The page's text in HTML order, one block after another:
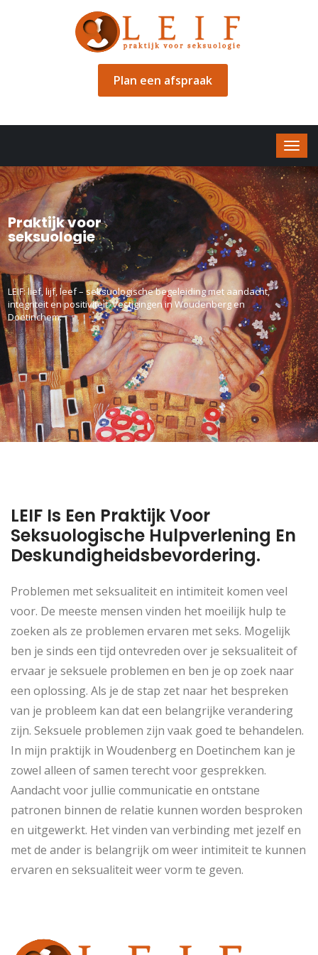
Plan een afspraak
Praktijk voor
seksuologie
LEIF: lief, lijf, leef – seksuologische begeleiding met aandacht,
integriteit en positiviteit. Vestigingen in Woudenberg en
Doetinchem.
LEIF Is Een Praktijk Voor
Seksuologische Hulpverlening En
Deskundigheidsbevordering.
Problemen met seksualiteit en intimiteit komen veel
voor. De meeste mensen vinden het moeilijk hulp te
zoeken als ze problemen ervaren met seks. Mogelijk
ben je sinds een tijd ontevreden over je seksualiteit of
ervaar je seksuele problemen en ben je op zoek naar
een oplossing. Als je de stap zet naar het bespreken
van je probleem kan dat een belangrijke verandering
zijn. Seksuele problemen zijn vaak goed te behandelen.
In mijn praktijk in Woudenberg en Doetinchem kan je
zowel alleen of samen terecht voor gesprekken.
Aandacht voor jullie communicatie en ontstane
patronen binnen de relatie kunnen worden besproken
en uitgewerkt. Het vinden van verbinding met jezelf en
met de ander is belangrijk om weer intimiteit te kunnen
ervaren en seksualiteit weer vorm te geven.